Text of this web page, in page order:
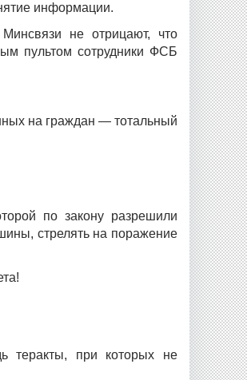
информации.
не отрицают, что
пультом сотрудники ФСБ
на граждан — тотальный
по закону разрешили
стрелять на поражение
теракты, при которых не